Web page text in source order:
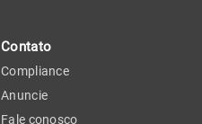
Contato
Compliance
Anuncie
Fale conosco